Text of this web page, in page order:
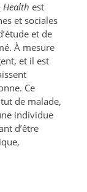
Health est
et sociales
et de
À mesure
et il est
Ce
de malade,
individue
d’être